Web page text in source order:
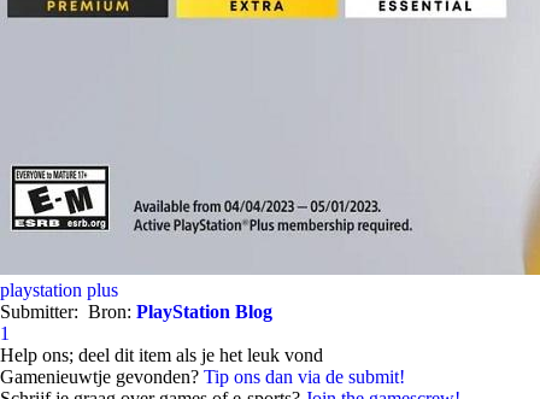
playstation plus
Submitter: Bron: PlayStation Blog
1
Help ons; deel dit item als je het leuk vond
Gamenieuwtje gevonden? Tip ons dan via de submit!